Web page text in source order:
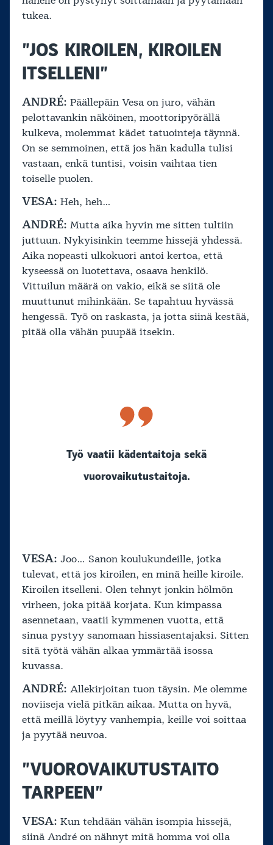
tukea.
”JOS KIROILEN, KIROILEN
ITSELLENI”
ANDRÉ: Päällepäin Vesa on juro, vähän
pelottavankin näköinen, moottoripyörällä
kulkeva, molemmat kädet tatuointeja täynnä.
On se semmoinen, että jos hän kadulla tulisi
vastaan, enkä tuntisi, voisin vaihtaa tien
toiselle puolen.
VESA: Heh, heh…
ANDRÉ: Mutta aika hyvin me sitten tultiin
juttuun. Nykyisinkin teemme hissejä yhdessä.
Aika nopeasti ulkokuori antoi kertoa, että
kyseessä on luotettava, osaava henkilö.
Vittuilun määrä on vakio, eikä se siitä ole
muuttunut mihinkään. Se tapahtuu hyvässä
hengessä. Työ on raskasta, ja jotta siinä kestää,
pitää olla vähän puupää itsekin.
Työ vaatii kädentaitoja sekä
vuorovaikutustaitoja.
VESA: Joo… Sanon koulukundeille, jotka
tulevat, että jos kiroilen, en minä heille kiroile.
Kiroilen itselleni. Olen tehnyt jonkin hölmön
virheen, joka pitää korjata. Kun kimpassa
asennetaan, vaatii kymmenen vuotta, että
sinua pystyy sanomaan hissiasentajaksi. Sitten
sitä työtä vähän alkaa ymmärtää isossa
kuvassa.
ANDRÉ: Allekirjoitan tuon täysin. Me olemme
noviiseja vielä pitkän aikaa. Mutta on hyvä,
että meillä löytyy vanhempia, keille voi soittaa
ja pyytää neuvoa.
”VUOROVAIKUTUSTAITO
TARPEEN”
VESA: Kun tehdään vähän isompia hissejä,
siinä André on nähnyt mitä homma voi olla